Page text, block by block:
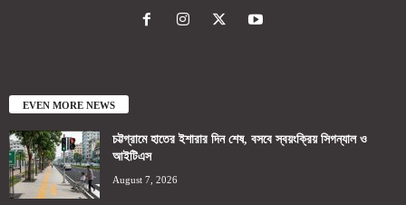
EVEN MORE NEWS
চট্টগ্রামে হাতের ইশারার দিন শেষ, বসবে স্বয়ংক্রিয় সিগন্যাল ও
আইটিএস
August 7, 2026